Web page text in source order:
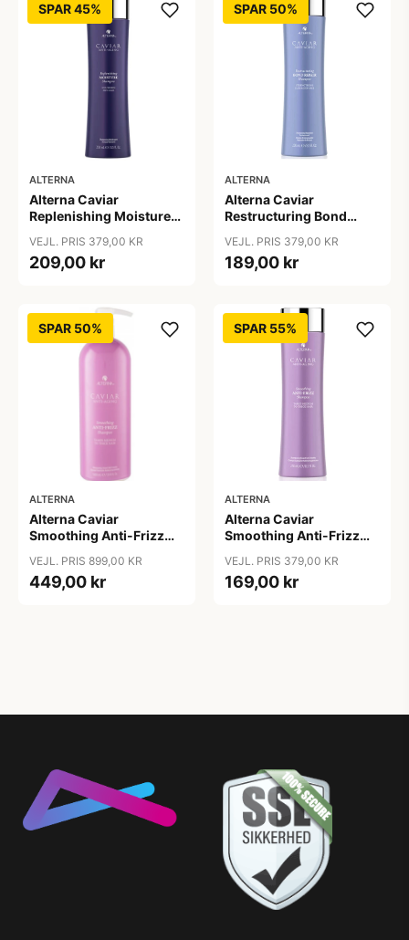
SPAR 45%
ALTERNA
Alterna Caviar
Replenishing Moisture
VEJL. PRIS 379,00 KR
209,00 kr
SPAR 50%
ALTERNA
Alterna Caviar
Restructuring Bond
VEJL. PRIS 379,00 KR
189,00 kr
SPAR 50%
ALTERNA
Alterna Caviar
Smoothing Anti-Frizz
VEJL. PRIS 899,00 KR
449,00 kr
SPAR 55%
ALTERNA
Alterna Caviar
Smoothing Anti-Frizz
VEJL. PRIS 379,00 KR
169,00 kr